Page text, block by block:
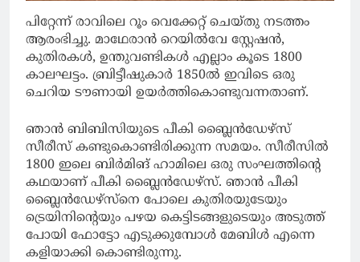
പിറ്റേന്ന് രാവിലെ റൂം വെക്കേറ്റ് ചെയ്തു നടത്തം
ആരംഭിച്ചു. മാഥേരാൻ റെയിൽവേ സ്റ്റേഷൻ,
കുതിരകൾ, ഉന്തുവണ്ടികൾ എല്ലാം കൂടെ 1800
കാലഘട്ടം. ബ്രിട്ടീഷുകാർ 1850ൽ ഇവിടെ ഒരു
ചെറിയ ടൗണായി ഉയർത്തികൊണ്ടുവന്നതാണ്.
ഞാൻ ബിബിസിയുടെ പീകി ബ്ലൈൻഡേഴ്സ്
സീരീസ് കണ്ടുകൊണ്ടിരിക്കുന്ന സമയം. സീരീസിൽ
1800 ഇലെ ബിർമിങ് ഹാമിലെ ഒരു സംഘത്തിന്റെ
കഥയാണ് പീകി ബ്ലൈൻഡേഴ്സ്. ഞാൻ പീകി
ബ്ലൈൻഡേഴ്സ്നെ പോലെ കുതിരയുടേയും
ട്രെയിനിന്റെയും പഴയ കെട്ടിടങ്ങളുടെയും അടുത്ത്
പോയി ഫോട്ടോ എടുക്കുമ്പോൾ മേബിൾ എന്നെ
കളിയാക്കി കൊണ്ടിരുന്നു.